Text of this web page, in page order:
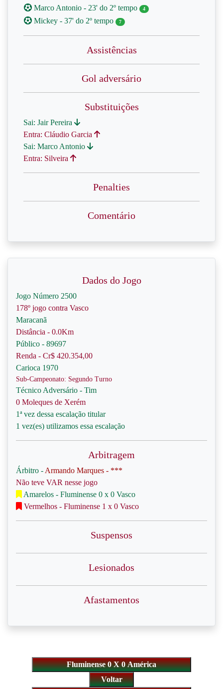
Marco Antonio - 23' do 2º tempo 4
Mickey - 37' do 2º tempo 7
Assistências
Gol adversário
Substituições
Sai: Jair Pereira
Entra: Cláudio Garcia
Sai: Marco Antonio
Entra: Silveira
Penalties
Comentário
Dados do Jogo
Jogo Número 2500
178º jogo contra Vasco
Maracanã
Distância - 0.0Km
Público - 89697
Renda - Cr$ 420.354,00
Carioca 1970
Sub-Campeonato: Segundo Turno
Técnico Adversário - Tim
0 Moleques de Xerém
1ª vez dessa escalação titular
1 vez(es) utilizamos essa escalação
Arbitragem
Árbitro - Armando Marques - ***
Não teve VAR nesse jogo
Amarelos - Fluminense 0 x 0 Vasco
Vermelhos - Fluminense 1 x 0 Vasco
Suspensos
Lesionados
Afastamentos